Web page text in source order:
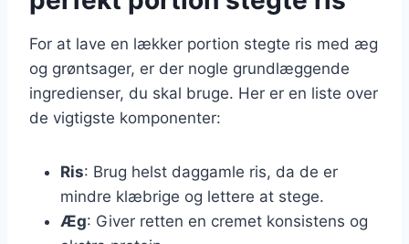
For at lave en lækker portion stegte ris med æg
og grøntsager, er der nogle grundlæggende
ingredienser, du skal bruge. Her er en liste over
de vigtigste komponenter:
Ris: Brug helst daggamle ris, da de er
mindre klæbrige og lettere at stege.
Æg: Giver retten en cremet konsistens og